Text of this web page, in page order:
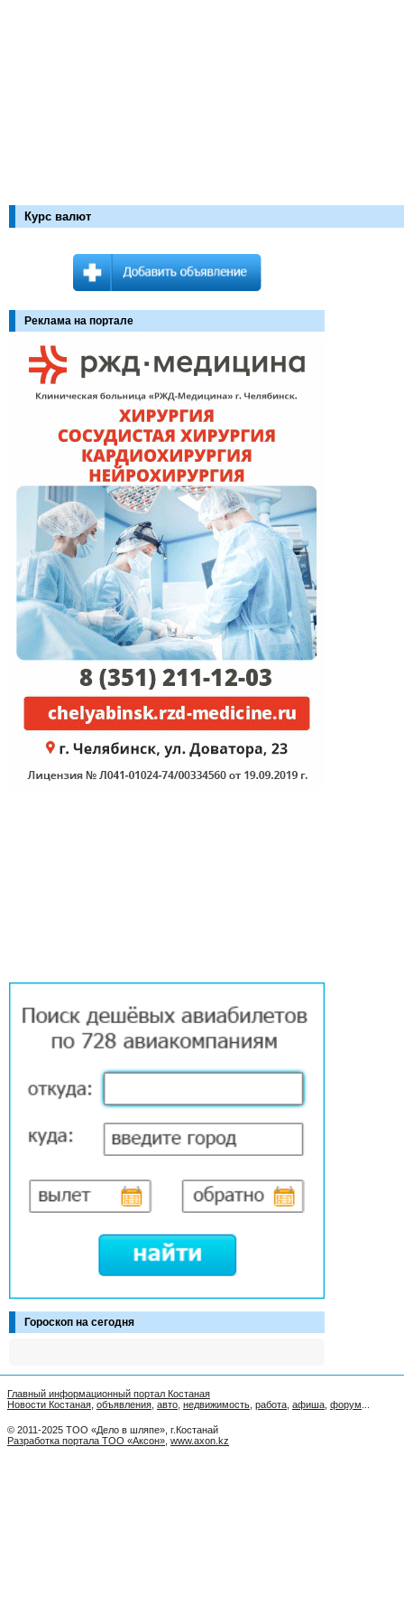
Курс валют
Реклама на портале
Гороскоп на сегодня
Главный информационный портал Костаная
Новости Костаная объявления авто недвижимость работа афиша форум
© 2011-2025 ТОО «Дело в шляпе», г.Костанай
Разработка портала ТОО «Аксон» www.axon.kz